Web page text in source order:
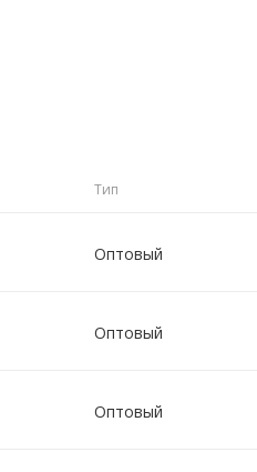
Тип
Оптовый
Оптовый
Оптовый